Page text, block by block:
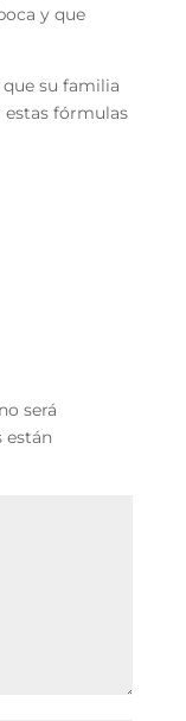
y que
su familia
estas fórmulas
será
están